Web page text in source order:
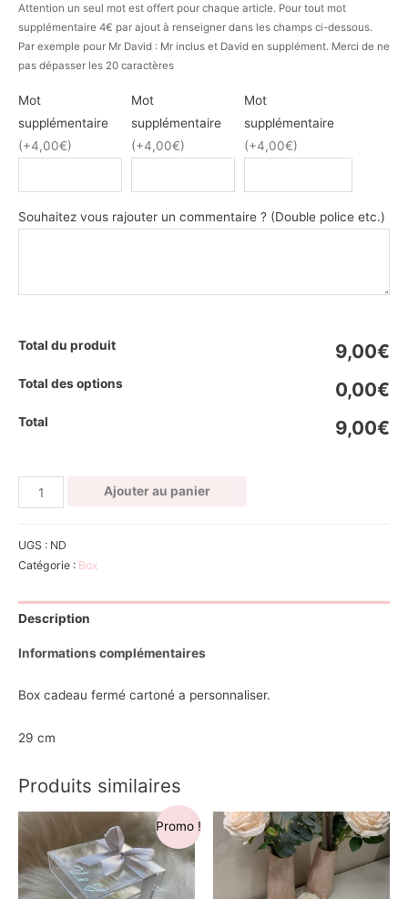
Attention un seul mot est offert pour chaque article. Pour tout mot
supplémentaire 4€ par ajout à renseigner dans les champs ci-dessous.
Par exemple pour Mr David : Mr inclus et David en supplément. Merci de ne
pas dépasser les 20 caractères
Mot
supplémentaire
(+4,00€)
Mot
supplémentaire
(+4,00€)
Mot
supplémentaire
(+4,00€)
Souhaitez vous rajouter un commentaire ? (Double police etc.)
Total du produit 9,00€
Total des options 0,00€
Total 9,00€
quantité
de
cadeaux
Ajouter au panier
UGS : ND
Catégorie : Box
Description
Informations complémentaires
Box cadeau fermé cartoné a personnaliser.
29 cm
Produits similaires
Promo !